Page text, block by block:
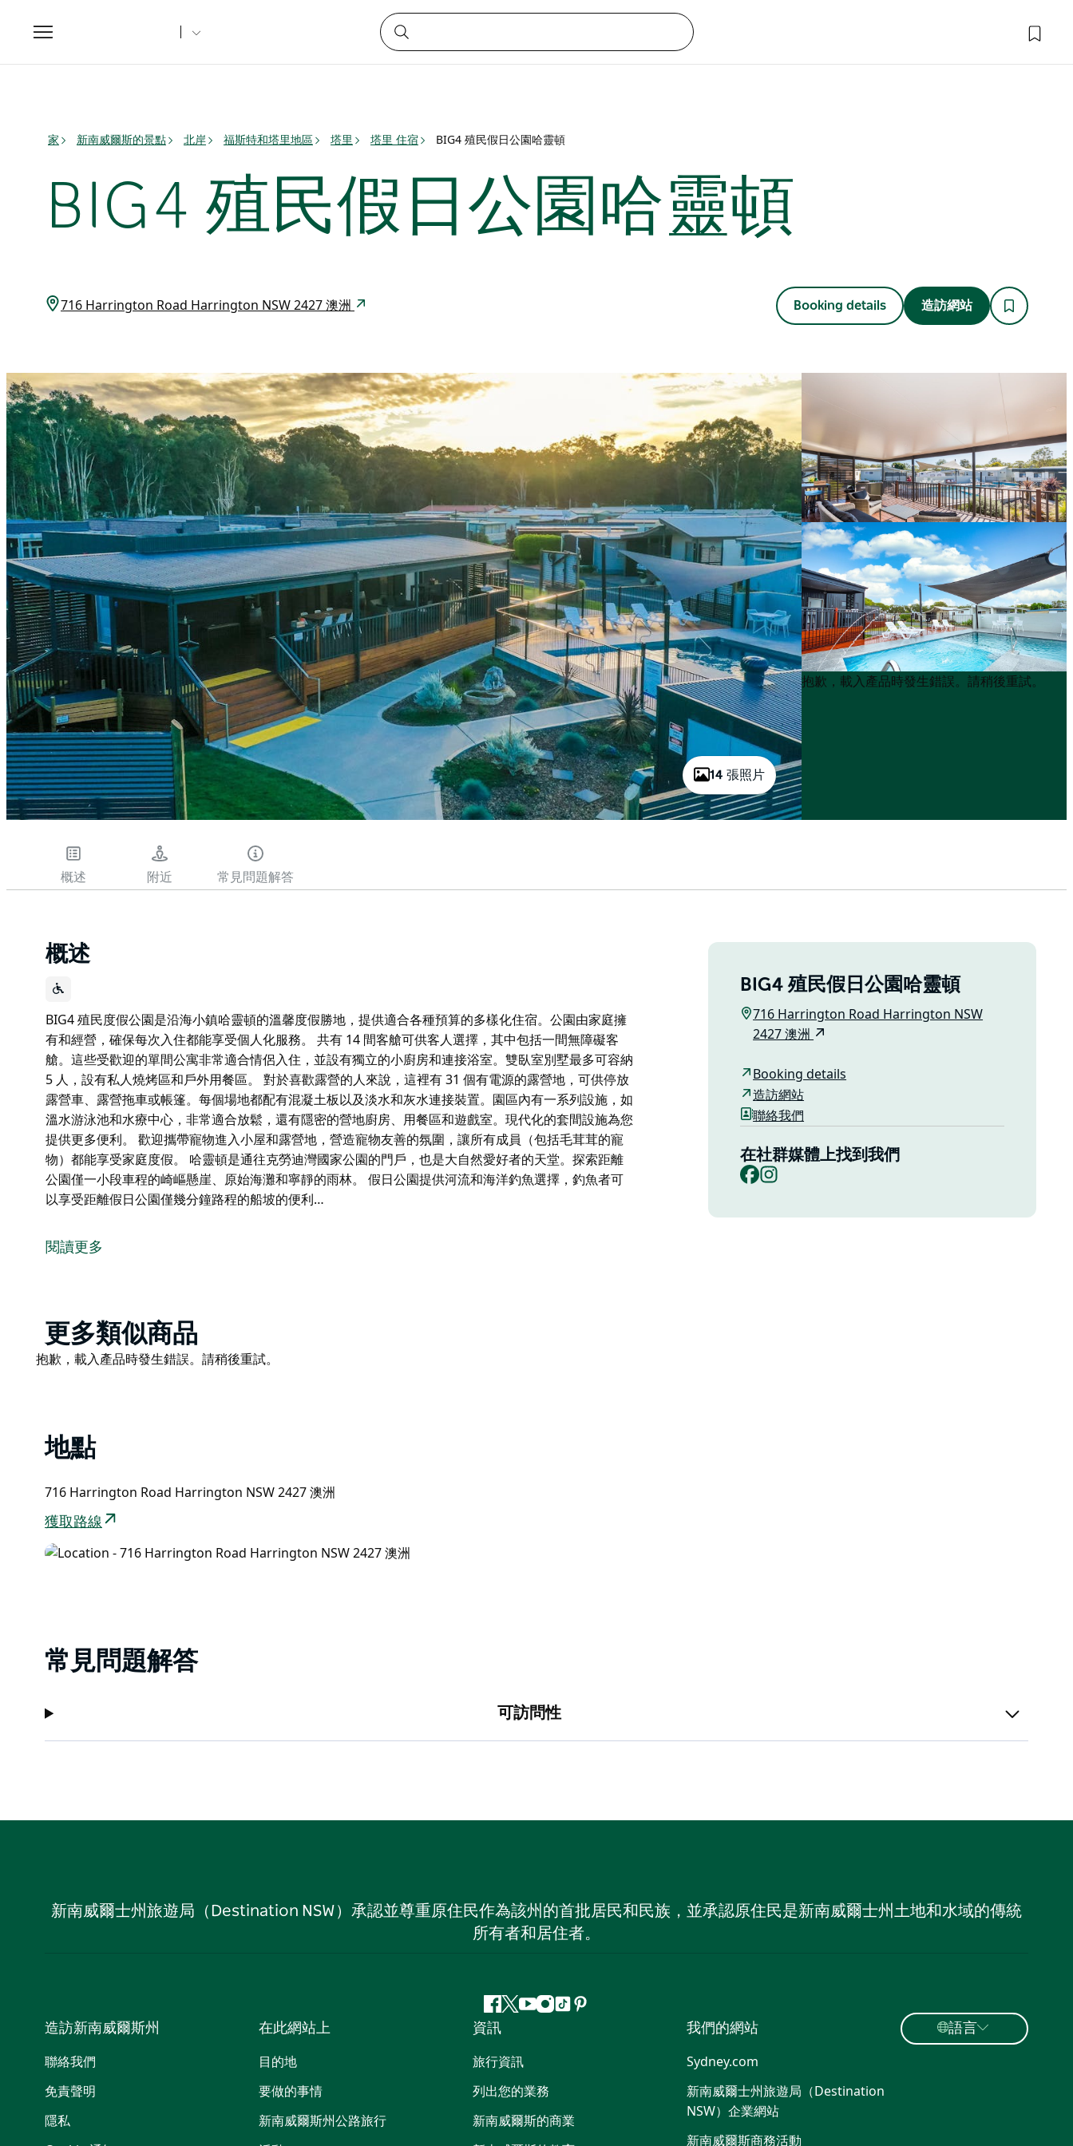
Toggle
navigation
家 新南威爾斯的景點 北岸 福斯特和塔里地區 塔里 塔里 住宿 BIG4 殖民假日公園哈靈頓
BIG4 殖民假日公園哈靈頓
716 Harrington Road Harrington NSW 2427 澳洲 Booking details 造訪網站
14 張照片
Product
List
Product
List
抱歉，載入產品時發生錯誤。請稍後重試。
概述 附近 常見問題解答
概述
BIG4 殖民度假公園是沿海小鎮哈靈頓的溫馨度假勝地，提供適合各種預算的多樣化住宿。公園由家庭擁
有和經營，確保每次入住都能享受個人化服務。 共有 14 間客艙可供客人選擇，其中包括一間無障礙客
艙。這些受歡迎的單間公寓非常適合情侶入住，並設有獨立的小廚房和連接浴室。雙臥室別墅最多可容納
5 人，設有私人燒烤區和戶外用餐區。 對於喜歡露營的人來說，這裡有 31 個有電源的露營地，可供停放
露營車、露營拖車或帳篷。每個場地都配有混凝土板以及淡水和灰水連接裝置。園區內有一系列設施，如
溫水游泳池和水療中心，非常適合放鬆，還有隱密的營地廚房、用餐區和遊戲室。現代化的套間設施為您
提供更多便利。 歡迎攜帶寵物進入小屋和露營地，營造寵物友善的氛圍，讓所有成員（包括毛茸茸的寵
物）都能享受家庭度假。 哈靈頓是通往克勞迪灣國家公園的門戶，也是大自然愛好者的天堂。探索距離
公園僅一小段車程的崎嶇懸崖、原始海灘和寧靜的雨林。 假日公園提供河流和海洋釣魚選擇，釣魚者可
以享受距離假日公園僅幾分鐘路程的船坡的便利…
有和經營，確保每次入住都能享受個人化服務。
對於喜歡露營的人來說，這裡有 31 個有電源的露營地，可供停放露營車、露營拖車或帳篷。每個場地都
配有混凝土板以及淡水和灰水連接裝置。園區內有一系列設施，如溫水游泳池和水療中心，非常適合放
鬆，還有隱密的營地廚房、用餐區和遊戲室。現代化的套間設施為您提供更多便利。
哈靈頓是通往克勞迪灣國家公園的門戶，也是大自然愛好者的天堂。探索距離公園僅一小段車程的崎嶇懸
崖、原始海灘和寧靜的雨林。
地從防波堤上拋出一條魚線！
閱讀更多
BIG4 殖民假日公園哈靈頓
716 Harrington Road Harrington NSW
2427 澳洲
Booking details
造訪網站
聯絡我們
在社群媒體上找到我們
Facebook
Product
List
更多類似商品
Product
抱歉，載入產品時發生錯誤。請稍後重試。
地點
716 Harrington Road Harrington NSW 2427 澳洲
獲取路線
常見問題解答
可訪問性
新南威爾士州旅遊局（Destination NSW）承認並尊重原住民作為該州的首批居民和民族，並承認原住民是新南威爾士州土地和水域的傳統
所有者和居住者。
Facebook
嘰
喳
喳
Youtube
Instagram
抖 Pinterest
造訪新南威爾斯州
聯絡我們
免責聲明
隱私
在此網站上
目的地
要做的事情
新南威爾斯州公路旅行
資訊
旅行資訊
列出您的業務
新南威爾斯的商業
我們的網站
Sydney.com
新南威爾士州旅遊局（Destination
NSW）企業網站​
新南威爾斯商務活動
語言